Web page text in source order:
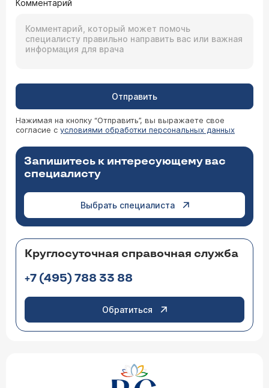
Комментарий
Отправить
Нажимая на кнопку “Отправить”, вы выражаете свое
согласие с условиями обработки персональных данных
Запишитесь к интересующему вас
специалисту
Выбрать специалиста
Круглосуточная справочная служба
+7 (495) 788 33 88
Обратиться